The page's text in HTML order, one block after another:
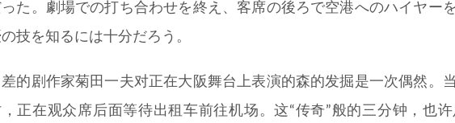
た。劇場での打ち合わせを終え、客席の後ろで空港へのハイヤー
技を知るには十分だろう。
的剧作家菊田一夫对正在大阪舞台上表演的森的发掘是一次偶然。
正在观众席后面等待出租车前往机场。这“传奇”般的三分钟，也